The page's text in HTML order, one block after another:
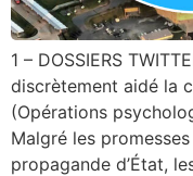
1 – DOSSIERS
discrètement aidé la
(Opérations
Malgré les
propagande d’État,